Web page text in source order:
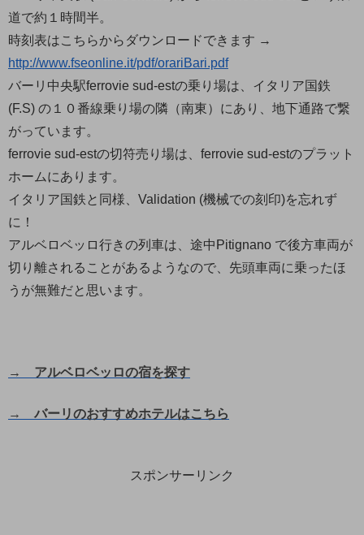
道で約１時間半。
時刻表はこちらからダウンロードできます →
http://www.fseonline.it/pdf/orariBari.pdf
バーリ中央駅ferrovie sud-estの乗り場は、イタリア国鉄
(F.S) の１０番線乗り場の隣（南東）にあり、地下通路で繋
がっています。
ferrovie sud-estの切符売り場は、ferrovie sud-estのプラット
ホームにあります。
イタリア国鉄と同様、Validation (機械での刻印)を忘れず
に！
アルベロベッロ行きの列車は、途中Pitignano で後方車両が
切り離されることがあるようなので、先頭車両に乗ったほ
うが無難だと思います。
→ アルベロベッロの宿を探す
→ バーリのおすすめホテルはこちら
スポンサーリンク